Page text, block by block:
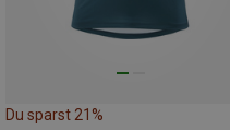
Du sparst 21%